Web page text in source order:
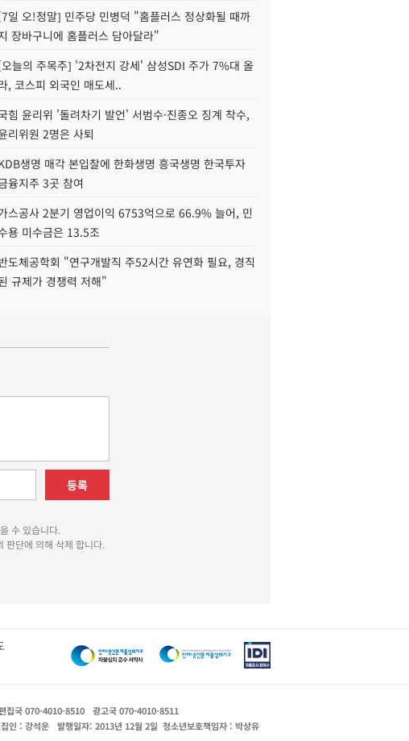
일 오!정말] 민주당 민병덕 "홈플러스 정상화될 때까
장바구니에 홈플러스 담아달라"
늘의 주목주] '2차전지 강세' 삼성SDI 주가 7%대 올
, 코스피 외국인 매도세..
힘 윤리위 '돌려차기 발언' 서범수·진종오 징계 착수,
리위원 2명은 사퇴
생명 매각 본입찰에 한화생명 흥국생명 한국투자
융지주 3곳 참여
스공사 2분기 영업이익 6753억으로 66.9% 늘어, 민
용 미수금은 13.5조
도체공학회 "연구개발직 주52시간 유연화 필요, 경직
규제가 경쟁력 저해"
등록
수 있습니다.
판단에 의해 삭제 합니다.
집국 070-4010-8510
광고국 070-4010-8511
인 : 강석운 발행일자: 2013년 12월 2일 청소년보호책임자 : 박상유